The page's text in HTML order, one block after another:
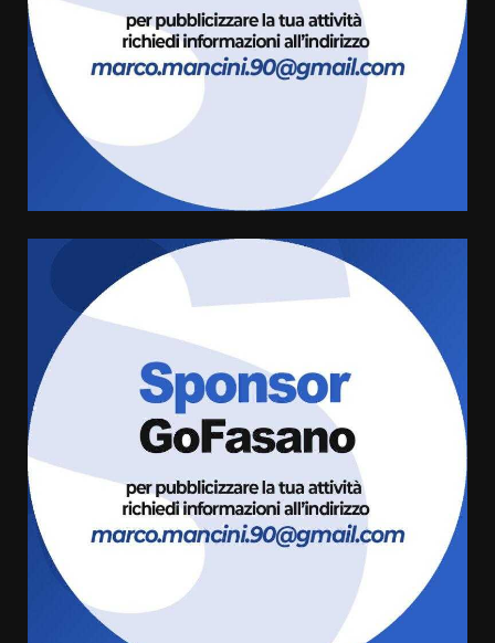
8 Agosto 2026 11:00
Savelletri in festa, domani sera
grande spettacolo con Uccio De
Santis
Sostenibile: premiati gli studenti
universitari del bando “La strada
giusta”
8 Agosto 2026 07:15
“I Contestatori: Musica di
Rivoluzione”: nuovo
appuntamento con “Fasano in
Banda”
7 Agosto 2026 06:05
US Fasano, Scianaro: “Profonda
amarezza per esclusione dal
campionato di calcio”
7 Agosto 2026 06:00